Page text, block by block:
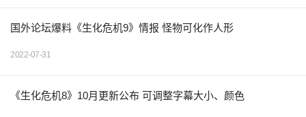
国外论坛爆料《生化危机9》情报 怪物可化作人形
2022-07-31
《生化危机8》10月更新公布 可调整字幕大小、颜色